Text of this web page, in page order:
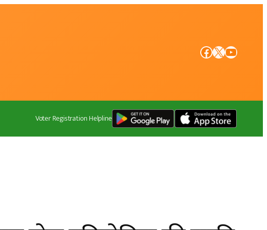
Facebook X YouTube
Voter Registration Helpline